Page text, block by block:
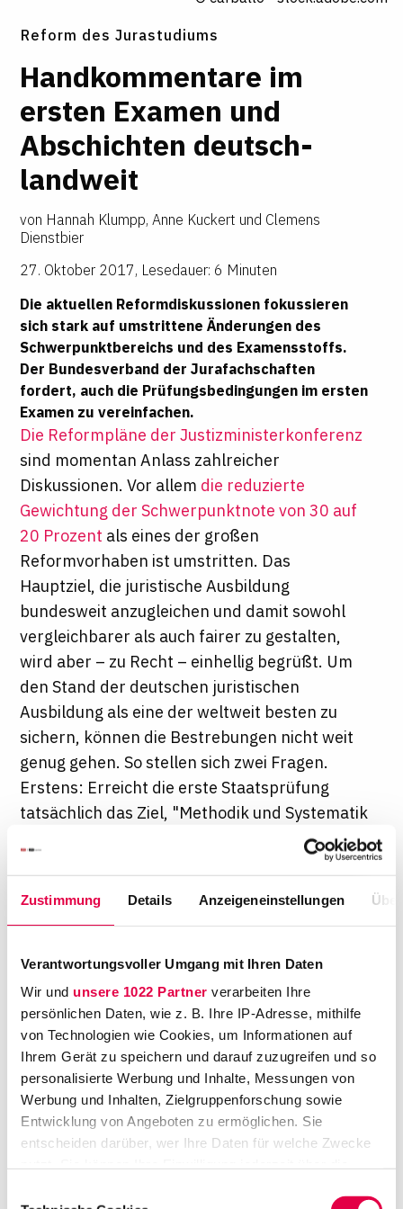
Zustimmung Details Anzeigeneinstellungen
Verantwortungsvoller Umgang mit Ihren Daten
Wir und unsere 1022 Partner verarbeiten Ihre
persönlichen Daten, wie z. B. Ihre IP-Adresse, mithilfe
von Technologien wie Cookies, um Informationen auf
Ihrem Gerät zu speichern und darauf zuzugreifen und so
personalisierte Werbung und Inhalte, Messungen von
Werbung und Inhalten, Zielgruppenforschung sowie
Entwicklung von Angeboten zu ermöglichen. Sie
entscheiden darüber, wer Ihre Daten für welche Zwecke
Reform des Jurastudiums
Hand­kom­men­tare im
ersten Examen und
Abschichten deutsch­
land­weit
von Hannah Klumpp, Anne Kuckert und Clemens
Dienstbier
27. Oktober 2017, Lesedauer: 6 Minuten
Die aktuellen Reformdiskussionen fokussieren
sich stark auf umstrittene Änderungen des
Schwerpunktbereichs und des Examensstoffs.
Der Bundesverband der Jurafachschaften
fordert, auch die Prüfungsbedingungen im ersten
Examen zu vereinfachen.
Die Reformpläne der Justizministerkonferenz
sind momentan Anlass zahlreicher
Diskussionen. Vor allem die reduzierte
Gewichtung der Schwerpunktnote von 30 auf
20 Prozent als eines der großen
Reformvorhaben ist umstritten. Das
Hauptziel, die juristische Ausbildung
bundesweit anzugleichen und damit sowohl
vergleichbarer als auch fairer zu gestalten,
wird aber – zu Recht – einhellig begrüßt. Um
den Stand der deutschen juristischen
Ausbildung als eine der weltweit besten zu
sichern, können die Bestrebungen nicht weit
genug gehen. So stellen sich zwei Fragen.
Erstens: Erreicht die erste Staatsprüfung
tatsächlich das Ziel, "Methodik und Systematik
der juristischen Denkweise" zu vermitteln, so
Harmonisierung und Angleichung der
zweitens: Muss eine international anerkannte
Ausbildung zwingend mit den
allgegenwärtigen Examensängsten
verbunden sein, die Studierende dazu
veranlasst, sich ein Jahr von der Gesellschaft
abzukapseln, und sie in die Arme von
kommerziellen Repetitoren treibt? Beiden
Aspekten könnte man gerecht(er) werden,
würde man sich Konzepten bedienen, die